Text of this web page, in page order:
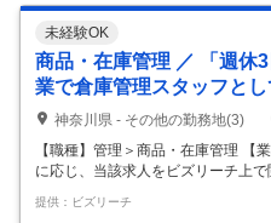
未経験OK
商品・在庫管理 ／ 「週休
業で倉庫管理スタッフと
神奈川県 - その他の勤務地(3)
【職種】管理＞商品・在庫管理
に応じ、当該求人をビズリーチ上
あります 【会社概要】 株式会社ア
ーム・冷凍食品に特化した専門商
提供：ビズリーチ